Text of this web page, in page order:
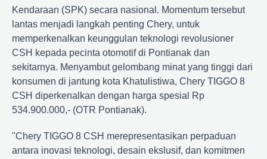
Kendaraan (SPK) secara nasional. Momentum tersebut
lantas menjadi langkah penting Chery, untuk
memperkenalkan keunggulan teknologi revolusioner
CSH kepada pecinta otomotif di Pontianak dan
sekitarnya. Menyambut gelombang minat yang tinggi dari
konsumen di jantung kota Khatulistiwa, Chery TIGGO 8
CSH diperkenalkan dengan harga spesial Rp
534.900.000,- (OTR Pontianak).
"Chery TIGGO 8 CSH merepresentasikan perpaduan
antara inovasi teknologi, desain ekslusif, dan komitmen